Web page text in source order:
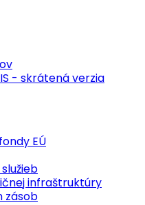
- skrátená verzia
EÚ
infraštruktúry
zásob